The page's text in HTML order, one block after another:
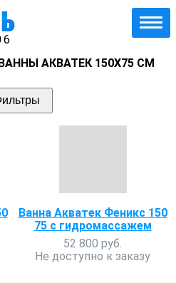
АКВАТЕК 150Х75 СМ
Ванна Акватек Феникс 150
75 с гидромассажем
52 800 руб.
Не доступно к заказу